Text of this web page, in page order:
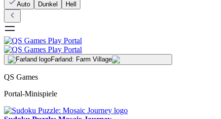
Auto Dunkel Hell
Farland: Farm Village
QS Games
Portal-Minispiele